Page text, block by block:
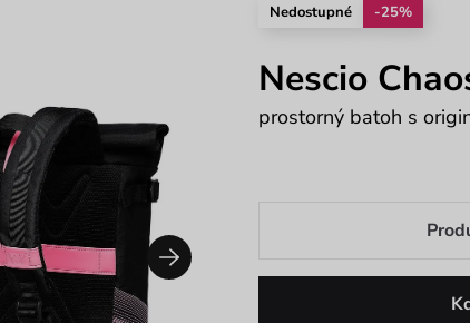
Nedostupné -25%
Nescio
prostorný batoh s